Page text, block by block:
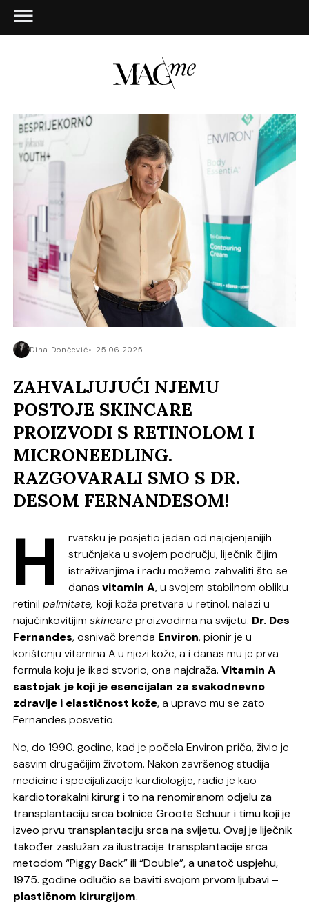
Dina Dončević 25.06.2025.
ZAHVALJUJUĆI NJEMU
POSTOJE SKINCARE
PROIZVODI S RETINOLOM I
MICRONEEDLING.
RAZGOVARALI SMO S DR.
DESOM FERNANDESOM!
H
rvatsku je posjetio jedan od najcjenjenijih
stručnjaka u svojem području, liječnik čijim
istraživanjima i radu možemo zahvaliti što se
danasvitamin A, u svojem stabilnom obliku
retinilpalmitate,koji koža pretvara u retinol, nalazi u
najučinkovitijimskincareproizvodima na svijetu. Dr. Des
Fernandes, osnivač brenda Environ, pionir je u
korištenju vitamina A u njezi kože, a i danas mu je prva
formula koju je ikad stvorio, ona najdraža.Vitamin A
sastojak je koji je esencijalan za svakodnevno
zdravlje i elastičnost kože, a upravo mu se zato
Fernandes posvetio.
No, do 1990. godine, kad je počela Environ priča, živio je
sasvim drugačijim životom. Nakon završenog studija
medicine i specijalizacije kardiologije, radio je kao
kardiotorakalni kirurg i to na renomiranom odjelu za
transplantaciju srca bolnice Groote Schuur i timu koji je
izveo prvu transplantaciju srca na svijetu. Ovaj je liječnik
također zaslužan za ilustracije transplantacije srca
metodom “Piggy Back” ili “Double”, a unatoč uspjehu,
1975. godine odlučio se baviti svojom prvom ljubavi –
plastičnom kirurgijom.